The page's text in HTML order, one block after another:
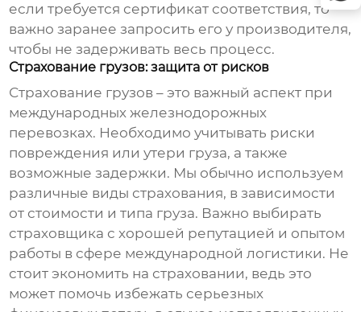
если требуется сертификат соответствия, то
важно заранее запросить его у производителя,
чтобы не задерживать весь процесс.
Страхование грузов: защита от рисков
Страхование грузов – это важный аспект при
международных железнодорожных
перевозках. Необходимо учитывать риски
повреждения или утери груза, а также
возможные задержки. Мы обычно используем
различные виды страхования, в зависимости
от стоимости и типа груза. Важно выбирать
страховщика с хорошей репутацией и опытом
работы в сфере международной логистики. Не
стоит экономить на страховании, ведь это
может помочь избежать серьезных